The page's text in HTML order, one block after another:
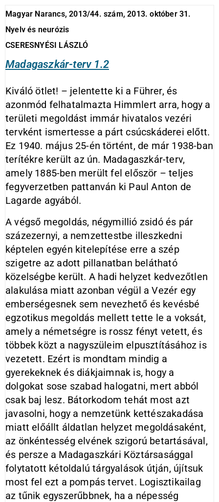
Magyar Narancs, 2013/44. szám, 2013. október 31.
Nyelv és neurózis
CSERESNYÉSI LÁSZLÓ
Madagaszkár-terv 1.2
Kiváló ötlet! – jelentette ki a Führer, és
azonmód felhatalmazta Himmlert arra, hogy a
területi megoldást immár hivatalos vezéri
tervként ismertesse a párt csúcskáderei előtt.
Ez 1940. május 25-én történt, de már 1938-ban
terítékre került az ún. Madagaszkár-terv,
amely 1885-ben merült fel először – teljes
fegyverzetben pattanván ki Paul Anton de
Lagarde agyából.
A végső megoldás, négymillió zsidó és pár
százezernyi, a nemzettestbe illeszkedni
képtelen egyén kitelepítése erre a szép
szigetre az adott pillanatban belátható
közelségbe került. A hadi helyzet kedvezőtlen
alakulása miatt azonban végül a Vezér egy
emberségesnek sem nevezhető és kevésbé
egzotikus megoldás mellett tette le a voksát,
amely a németségre is rossz fényt vetett, és
többek közt a nagyszüleim elpusztításához is
vezetett. Ezért is mondtam mindig a
gyerekeknek és diákjaimnak is, hogy a
dolgokat sose szabad halogatni, mert abból
csak baj lesz. Bátorkodom tehát most azt
javasolni, hogy a nemzetünk kettészakadása
miatt előállt áldatlan helyzet megoldásaként,
az önkéntesség elvének szigorú betartásával,
és persze a Madagaszkári Köztársasággal
folytatott kétoldalú tárgyalások útján, újítsuk
most fel ezt a pompás tervet. Logisztikailag
az tűnik egyszerűbbnek, ha a népesség